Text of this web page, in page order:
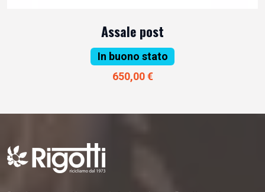
Assale post
In buono stato
650,00 €